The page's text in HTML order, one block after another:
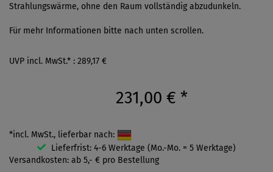
Strahlungswärme, ohne den Raum vollständig abzudunkeln.
Für mehr Informationen bitte nach unten scrollen.
UVP incl. MwSt.* : 289,17 €
231,00 € *
*incl. MwSt., lieferbar nach:
Lieferfrist: 4-6 Werktage (Mo.-Mo. = 5 Werktage)
Versandkosten: ab 5,- € pro Bestellung